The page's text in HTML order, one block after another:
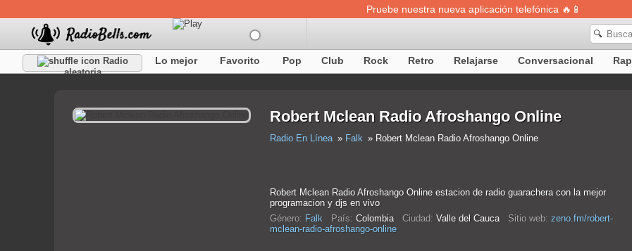
Pruebe nuestra nueva aplicación telefónica 🔥📱
🔍
Radio
aleatoria
Lo mejor Favorito Pop Club Rock Retro Relajarse Conversacional Rap
Robert Mclean Radio Afroshango Online
Radio En Línea Falk Robert Mclean Radio Afroshango Online
Robert Mclean Radio Afroshango Online estacion de radio guarachera con la mejor
programacion y djs en vivo
Género: Falk País: Colombia Ciudad: Valle del Cauca Sitio web: zeno.fm/robert-
mclean-radio-afroshango-online